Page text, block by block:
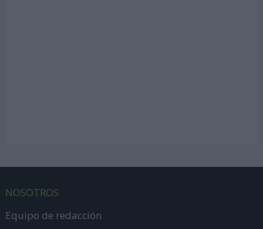
NOSOTROS
Equipo de redacción